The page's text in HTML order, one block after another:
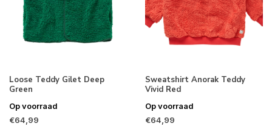
Loose Teddy Gilet Deep
Green
Op voorraad
€64,99
Sweatshirt Anorak Teddy
Vivid Red
Op voorraad
€64,99